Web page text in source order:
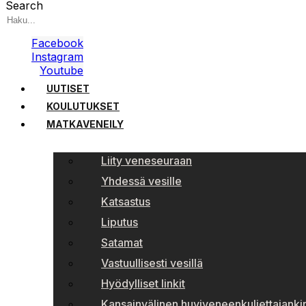
Search
Facebook
Instagram
Youtube
UUTISET
KOULUTUKSET
MATKAVENEILY
Liity veneseuraan
Yhdessä vesille
Katsastus
Liputus
Satamat
Vastuullisesti vesillä
Hyödylliset linkit